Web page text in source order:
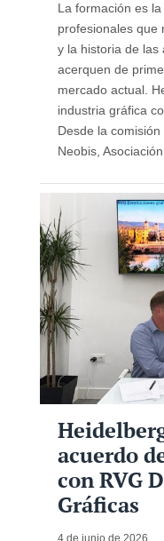
La formación es
profesionales que
y la historia de las
acerquen de
mercado actual.
industria gráfica
Desde la
Neobis,
acuerdo
con RVG
Gráficas
4 de junio de 2026